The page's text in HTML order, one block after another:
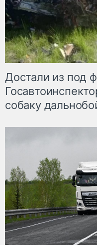
Достали из под
собаку